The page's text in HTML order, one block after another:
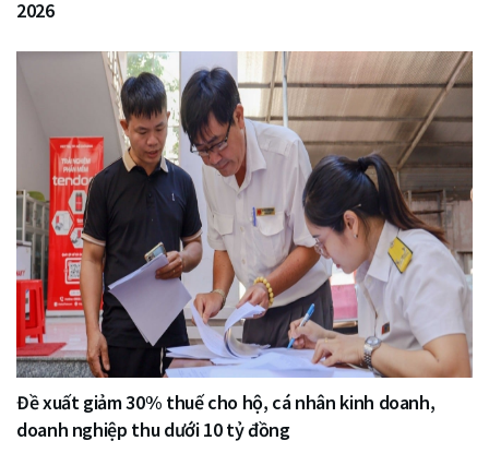
2026
Đề xuất giảm 30% thuế cho hộ, cá nhân kinh doanh,
doanh nghiệp thu dưới 10 tỷ đồng